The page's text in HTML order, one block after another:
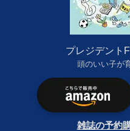
プレジデント
頭のいい子が
雑誌の予約